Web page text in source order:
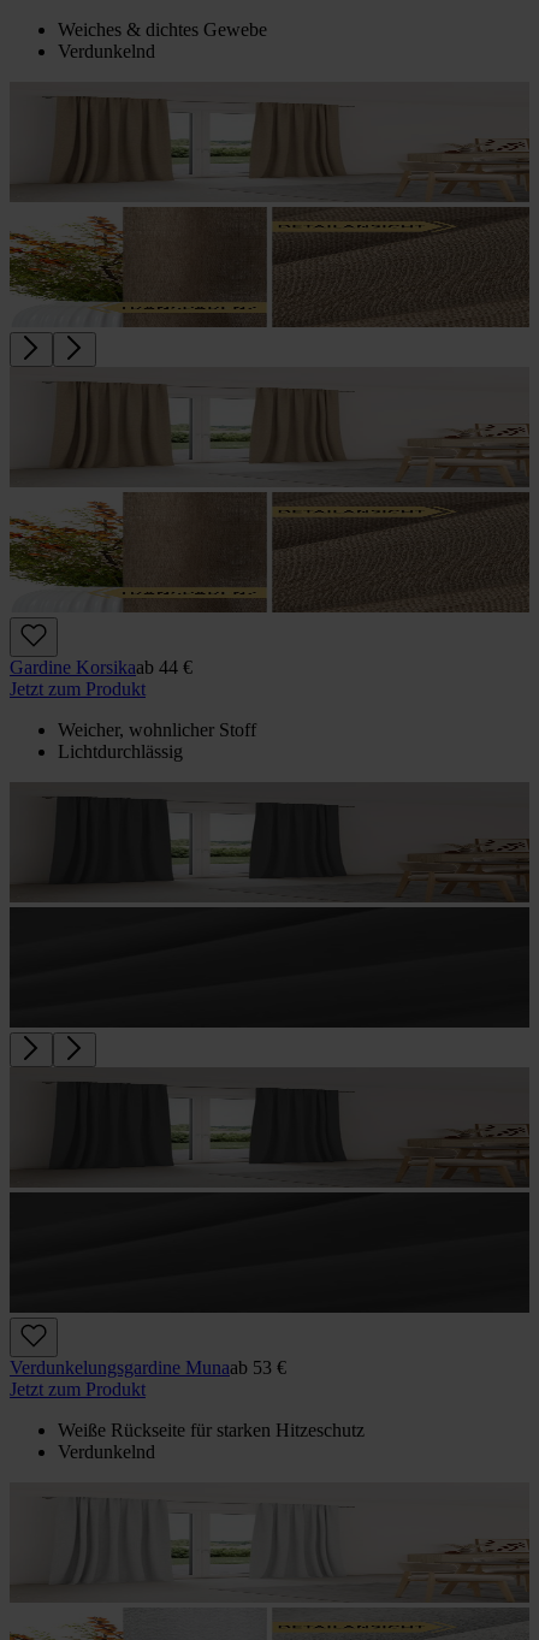
Weiches & dichtes Gewebe
Verdunkelnd
Gardine Korsikaab 44 €
Jetzt zum Produkt
Weicher, wohnlicher Stoff
Lichtdurchlässig
Verdunkelungs­gardine Munaab 53 €
Jetzt zum Produkt
Weiße Rückseite für starken Hitzeschutz
Verdunkelnd